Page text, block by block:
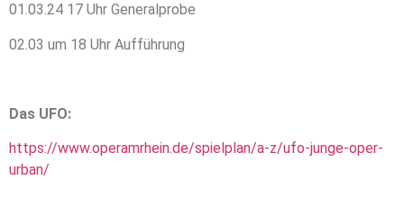
01.03.24 17 Uhr Generalprobe
02.03 um 18 Uhr Aufführung
Das UFO:
https://www.operamrhein.de/spielplan/a-z/ufo-junge-oper-
urban/